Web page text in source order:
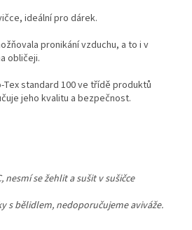
ideální pro dárek.
pronikání vzduchu, a to i v
obličeji.
standard 100 ve třídě produktů
jeho kvalitu a bezpečnost.
se žehlit a sušit v sušičce
s bělidlem, nedoporučujeme aviváže.